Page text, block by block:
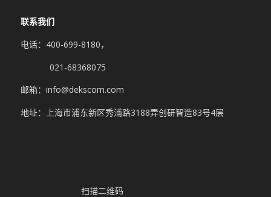
联系我们
电话：400-699-8180，
021-68368075
邮箱：info@dekscom.com
地址：上海市浦东新区秀浦路3188弄创研智造83号4层
扫描二维码